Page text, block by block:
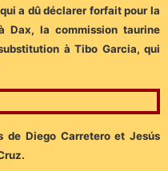
a dû déclarer forfait pour la
Dax, la commission taurine
à Tibo Garcia, qui
de Diego Carretero et Jesús